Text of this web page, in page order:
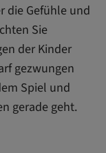
die Gefühle und
Sie
der Kinder
gezwungen
Spiel und
gerade geht.